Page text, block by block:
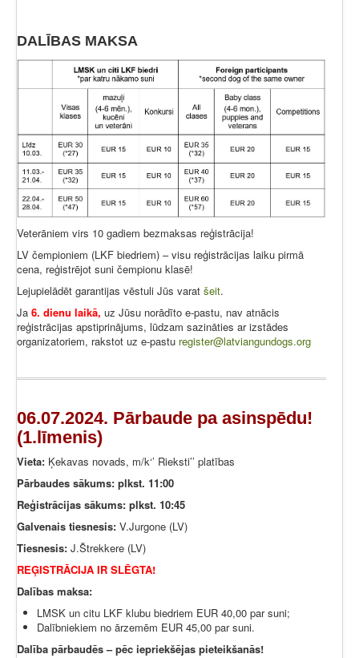
DALĪBAS MAKSA
Veterāniem virs 10 gadiem bezmaksas reģistrācija!
LV čempioniem (LKF biedriem) – visu reģistrācijas laiku pirmā
cena, reģistrējot suni čempionu klasē!
Lejupielādēt garantijas vēstuli Jūs varat šeit.
Ja 6. dienu laikā, uz Jūsu norādīto e-pastu, nav atnācis
reģistrācijas apstiprinājums, lūdzam sazināties ar izstādes
organizatoriem, rakstot uz e-pastu register@latviangundogs.org
06.07.2024. Pārbaude pa asinspēdu!
(1.līmenis)
Vieta: Ķekavas novads, m/k‘’ Rieksti’’ platības
Pārbaudes sākums: plkst. 11:00
Reģistrācijas sākums: plkst. 10:45
Galvenais tiesnesis: V.Jurgone (LV)
Tiesnesis: J.Štrekkere (LV)
REĢISTRĀCIJA IR SLĒGTA!
Dalības maksa:
LMSK un citu LKF klubu biedriem EUR 40,00 par suni;
Dalībniekiem no ārzemēm EUR 45,00 par suni.
Dalība pārbaudēs – pēc iepriekšējas pieteikšanās!